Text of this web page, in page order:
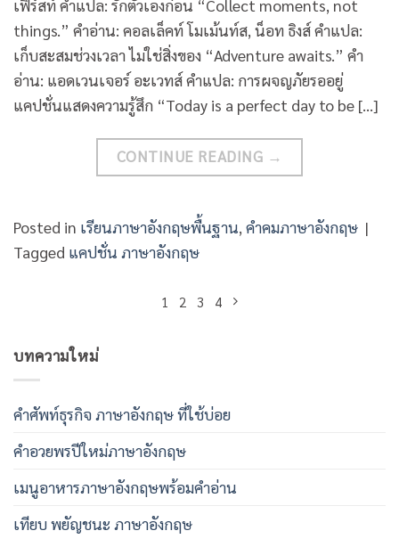
เฟิร์สท์ คำแปล: รักตัวเองก่อน “Collect moments, not
things.” คำอ่าน: คอลเล็คท์ โมเม้นท์ส, น็อท ธิงส์ คำแปล:
เก็บสะสมช่วงเวลา ไม่ใช่สิ่งของ “Adventure awaits.” คำ
อ่าน: แอดเวนเจอร์ อะเวทส์ คำแปล: การผจญภัยรออยู่
แคปชั่นแสดงความรู้สึก “Today is a perfect day to be […]
CONTINUE READING →
Posted in เรียนภาษาอังกฤษพื้นฐาน, คำคมภาษาอังกฤษ |
Tagged แคปชั่น ภาษาอังกฤษ
1 2 3 4
บทความใหม่
คําศัพท์ธุรกิจ ภาษาอังกฤษ ที่ใช้บ่อย
คําอวยพรปีใหม่ภาษาอังกฤษ
เมนูอาหารภาษาอังกฤษพร้อมคําอ่าน
เทียบ พยัญชนะ ภาษาอังกฤษ